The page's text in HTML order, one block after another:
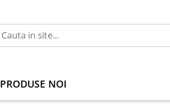
PRODUSE NOI